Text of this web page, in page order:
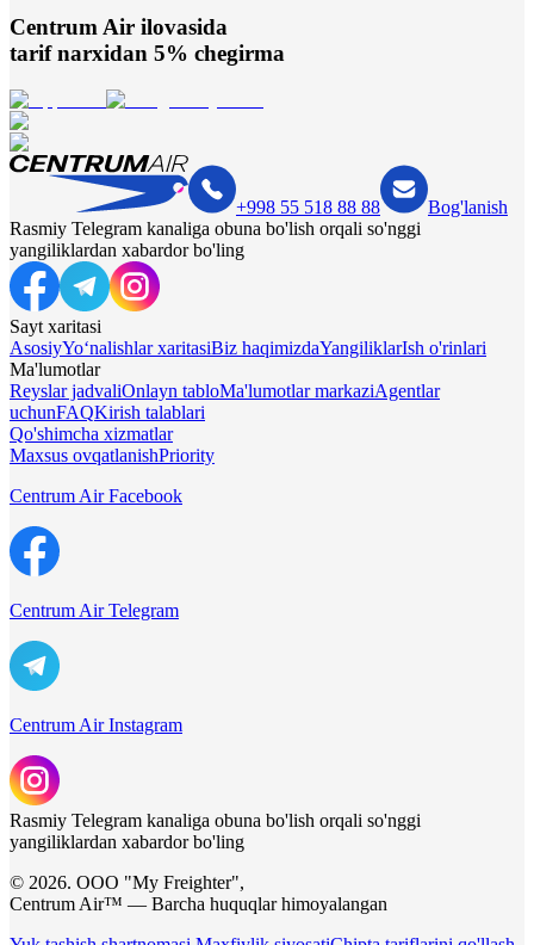
Centrum Air ilovasida
tarif narxidan 5% chegirma
+998 55 518 88 88
Bog'lanish
Rasmiy Telegram kanaliga obuna bo'lish orqali so'nggi
yangiliklardan xabardor bo'ling
Sayt xaritasi
AsosiyYo‘nalishlar xaritasiBiz haqimizdaYangiliklarIsh o'rinlari
Ma'lumotlar
Reyslar jadvaliOnlayn tabloMa'lumotlar markaziAgentlar
uchunFAQKirish talablari
Qo'shimcha xizmatlar
Maxsus ovqatlanishPriority
Centrum Air Facebook
Centrum Air Telegram
Centrum Air Instagram
Rasmiy Telegram kanaliga obuna bo'lish orqali so'nggi
yangiliklardan xabardor bo'ling
© 2026. ООО "My Freighter",
Centrum Air™ — Barcha huquqlar himoyalangan